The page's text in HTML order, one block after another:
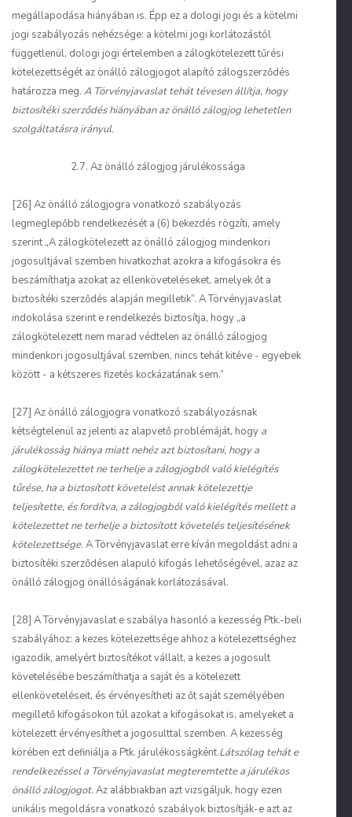
megállapodása hiányában is. Épp ez a dologi jogi és a kötelmi
jogi szabályozás nehézsége: a kötelmi jogi korlátozástól
függetlenül, dologi jogi értelemben a zálogkötelezett tűrési
kötelezettségét az önálló zálogjogot alapító zálogszerződés
határozza meg. A Törvényjavaslat tehát tévesen állítja, hogy
biztosítéki szerződés hiányában az önálló zálogjog lehetetlen
szolgáltatásra irányul.
2.7. Az önálló zálogjog járulékossága
[26] Az önálló zálogjogra vonatkozó szabályozás
legmeglepőbb rendelkezését a (6) bekezdés rögzíti, amely
szerint „A zálogkötelezett az önálló zálogjog mindenkori
jogosultjával szemben hivatkozhat azokra a kifogásokra és
beszámíthatja azokat az ellenköveteléseket, amelyek őt a
biztosítéki szerződés alapján megilletik”. A Törvényjavaslat
indokolása szerint e rendelkezés biztosítja, hogy „a
zálogkötelezett nem marad védtelen az önálló zálogjog
mindenkori jogosultjával szemben, nincs tehát kitéve - egyebek
között - a kétszeres fizetés kockázatának sem.”
[27] Az önálló zálogjogra vonatkozó szabályozásnak
kétségtelenül az jelenti az alapvető problémáját, hogy a
járulékosság hiánya miatt nehéz azt biztosítani, hogy a
zálogkötelezettet ne terhelje a zálogjogból való kielégítés
tűrése, ha a biztosított követelést annak kötelezettje
teljesítette, és fordítva, a zálogjogból való kielégítés mellett a
kötelezettet ne terhelje a biztosított követelés teljesítésének
kötelezettsége.A Törvényjavaslat erre kíván megoldást adni a
biztosítéki szerződésen alapuló kifogás lehetőségével, azaz az
önálló zálogjog önállóságának korlátozásával.
[28] A Törvényjavaslat e szabálya hasonló a kezesség Ptk.-beli
szabályához: a kezes kötelezettsége ahhoz a kötelezettséghez
igazodik, amelyért biztosítékot vállalt, a kezes a jogosult
követelésébe beszámíthatja a saját és a kötelezett
ellenköveteléseit, és érvényesítheti az őt saját személyében
megillető kifogásokon túl azokat a kifogásokat is, amelyeket a
kötelezett érvényesíthet a jogosulttal szemben. A kezesség
körében ezt definiálja a Ptk. járulékosságként.Látszólag tehát e
rendelkezéssel a Törvényjavaslat megteremtette a járulékos
önálló zálogjogot.Az alábbiakban azt vizsgáljuk, hogy ezen
unikális megoldásra vonatkozó szabályok biztosítják-e azt az